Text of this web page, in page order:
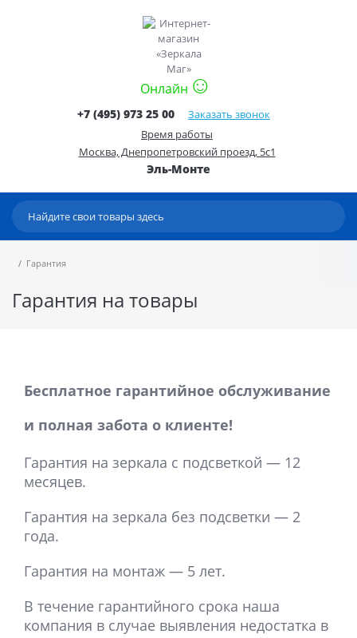
Онлайн
+7 (495) 973 25 00
Заказать звонок
Время работы
Москва, Днепропетровский проезд, 5с1
Эль-Монте
Гарантия
Гарантия на товары
Бесплатное гарантийное обслуживание
и полная забота о клиенте!
Гарантия на зеркала с подсветкой — 12
месяцев.
Гарантия на зеркала без подсветки — 2
года.
Гарантия на монтаж — 5 лет.
В течение гарантийного срока наша
компания в случае выявления недостатка в